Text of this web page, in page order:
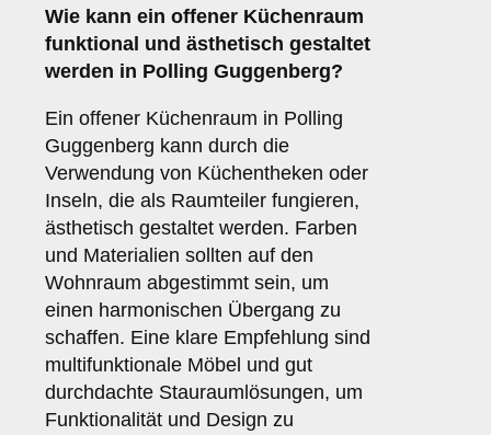
Wie kann ein offener Küchenraum
funktional und ästhetisch gestaltet
werden in Polling Guggenberg?
Ein offener Küchenraum in Polling
Guggenberg kann durch die
Verwendung von Küchentheken oder
Inseln, die als Raumteiler fungieren,
ästhetisch gestaltet werden. Farben
und Materialien sollten auf den
Wohnraum abgestimmt sein, um
einen harmonischen Übergang zu
schaffen. Eine klare Empfehlung sind
multifunktionale Möbel und gut
durchdachte Stauraumlösungen, um
Funktionalität und Design zu